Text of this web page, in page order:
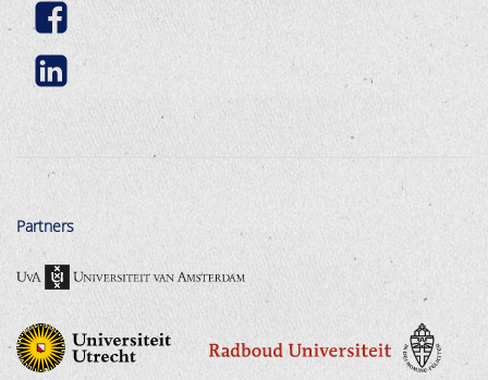
Partners